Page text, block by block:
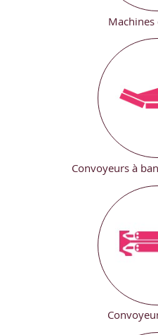
Machines
Convoyeurs à